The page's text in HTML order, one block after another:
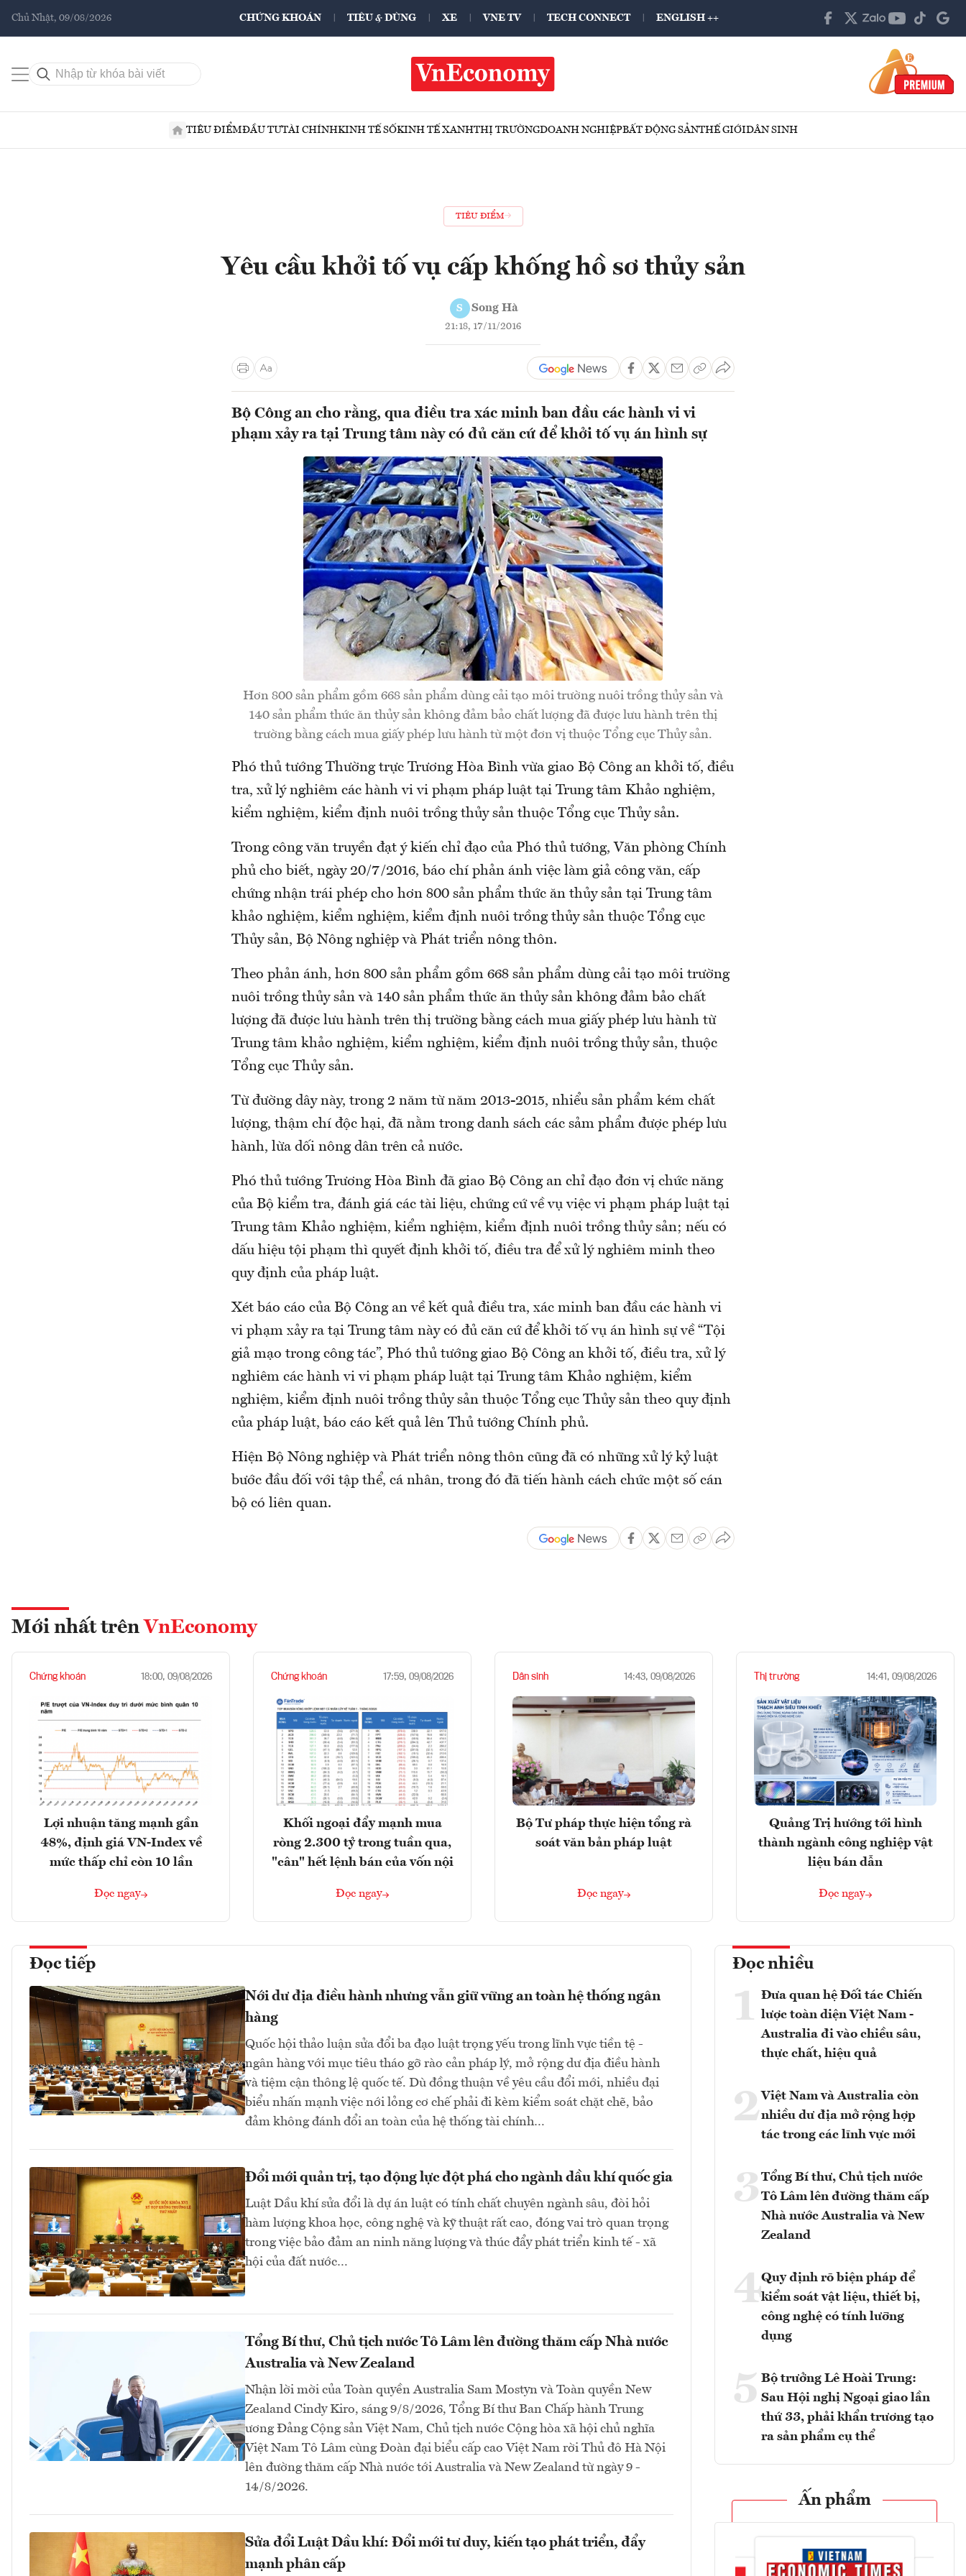
Chủ Nhật, 09/08/2026 CHỨNG KHOÁN TIÊU & DÙNG XE VNE TV TECH CONNECT ENGLISH ++
TIÊU ĐIỂMĐẦU TƯTÀI CHÍNHKINH TẾ SỐKINH TẾ XANHTHỊ TRƯỜNGDOANH NGHIỆPBẤT ĐỘNG SẢNTHẾ GIỚIDÂN SINH
TIÊU ĐIỂM
Yêu cầu khởi tố vụ cấp khống hồ sơ thủy sản
S Song Hà
21:18, 17/11/2016
Bộ Công an cho rằng, qua điều tra xác minh ban đầu các hành vi vi
phạm xảy ra tại Trung tâm này có đủ căn cứ để khởi tố vụ án hình sự
Hơn 800 sản phẩm gồm 668 sản phẩm dùng cải tạo môi trường nuôi trồng thủy sản và
140 sản phẩm thức ăn thủy sản không đảm bảo chất lượng đã được lưu hành trên thị
trường bằng cách mua giấy phép lưu hành từ một đơn vị thuộc Tổng cục Thủy sản.
Phó thủ tướng Thường trực Trương Hòa Bình vừa giao Bộ Công an khởi tố, điều
tra, xử lý nghiêm các hành vi vi phạm pháp luật tại Trung tâm Khảo nghiệm,
kiểm nghiệm, kiểm định nuôi trồng thủy sản thuộc Tổng cục Thủy sản.
Trong công văn truyền đạt ý kiến chỉ đạo của Phó thủ tướng, Văn phòng Chính
phủ cho biết, ngày 20/7/2016, báo chí phản ánh việc làm giả công văn, cấp
chứng nhận trái phép cho hơn 800 sản phẩm thức ăn thủy sản tại Trung tâm
khảo nghiệm, kiểm nghiệm, kiểm định nuôi trồng thủy sản thuộc Tổng cục
Thủy sản, Bộ Nông nghiệp và Phát triển nông thôn.
Theo phản ánh, hơn 800 sản phẩm gồm 668 sản phẩm dùng cải tạo môi trường
nuôi trồng thủy sản và 140 sản phẩm thức ăn thủy sản không đảm bảo chất
lượng đã được lưu hành trên thị trường bằng cách mua giấy phép lưu hành từ
Trung tâm khảo nghiệm, kiểm nghiệm, kiểm định nuôi trồng thủy sản, thuộc
Tổng cục Thủy sản.
Từ đường dây này, trong 2 năm từ năm 2013-2015, nhiểu sản phẩm kém chất
lượng, thậm chí độc hại, đã nằm trong danh sách các sảm phẩm được phép lưu
hành, lừa dối nông dân trên cả nước.
Phó thủ tướng Trương Hòa Bình đã giao Bộ Công an chỉ đạo đơn vị chức năng
của Bộ kiểm tra, đánh giá các tài liệu, chứng cứ về vụ việc vi phạm pháp luật tại
Trung tâm Khảo nghiệm, kiểm nghiệm, kiểm định nuôi trồng thủy sản; nếu có
dấu hiệu tội phạm thì quyết định khởi tố, điều tra để xử lý nghiêm minh theo
quy định của pháp luật.
Xét báo cáo của Bộ Công an về kết quả điều tra, xác minh ban đầu các hành vi
vi phạm xảy ra tại Trung tâm này có đủ căn cứ để khởi tố vụ án hình sự về “Tội
giả mạo trong công tác”, Phó thủ tướng giao Bộ Công an khởi tố, điều tra, xử lý
nghiêm các hành vi vi phạm pháp luật tại Trung tâm Khảo nghiệm, kiểm
nghiệm, kiểm định nuôi trồng thủy sản thuộc Tổng cục Thủy sản theo quy định
của pháp luật, báo cáo kết quả lên Thủ tướng Chính phủ.
Hiện Bộ Nông nghiệp và Phát triển nông thôn cũng đã có những xử lý kỷ luật
bước đầu đối với tập thể, cá nhân, trong đó đã tiến hành cách chức một số cán
bộ có liên quan.
Mới nhất trên VnEconomy
Chứng khoán 18:00, 09/08/2026
Lợi nhuận tăng mạnh gần
48%, định giá VN-Index về
mức thấp chỉ còn 10 lần
Đọc ngay
Chứng khoán 17:59, 09/08/2026
Khối ngoại đẩy mạnh mua
ròng 2.300 tỷ trong tuần qua,
"cân" hết lệnh bán của vốn nội
Đọc ngay
Dân sinh 14:43, 09/08/2026
Bộ Tư pháp thực hiện tổng rà
soát văn bản pháp luật
Đọc ngay
Thị trường 14:41, 09/08/2026
Quảng Trị hướng tới hình
thành ngành công nghiệp vật
liệu bán dẫn
Đọc ngay
Đọc tiếp
Nới dư địa điều hành nhưng vẫn giữ vững an toàn hệ thống ngân
hàng
Quốc hội thảo luận sửa đổi ba đạo luật trọng yếu trong lĩnh vực tiền tệ -
ngân hàng với mục tiêu tháo gỡ rào cản pháp lý, mở rộng dư địa điều hành
và tiệm cận thông lệ quốc tế. Dù đồng thuận về yêu cầu đổi mới, nhiều đại
biểu nhấn mạnh việc nới lỏng cơ chế phải đi kèm kiểm soát chặt chẽ, bảo
đảm không đánh đổi an toàn của hệ thống tài chính…
Đổi mới quản trị, tạo động lực đột phá cho ngành dầu khí quốc gia
Luật Dầu khí sửa đổi là dự án luật có tính chất chuyên ngành sâu, đòi hỏi
hàm lượng khoa học, công nghệ và kỹ thuật rất cao, đóng vai trò quan trọng
trong việc bảo đảm an ninh năng lượng và thúc đẩy phát triển kinh tế - xã
hội của đất nước…
Tổng Bí thư, Chủ tịch nước Tô Lâm lên đường thăm cấp Nhà nước
Australia và New Zealand
Nhận lời mời của Toàn quyền Australia Sam Mostyn và Toàn quyền New
Zealand Cindy Kiro, sáng 9/8/2026, Tổng Bí thư Ban Chấp hành Trung
ương Đảng Cộng sản Việt Nam, Chủ tịch nước Cộng hòa xã hội chủ nghĩa
Việt Nam Tô Lâm cùng Đoàn đại biểu cấp cao Việt Nam rời Thủ đô Hà Nội
lên đường thăm cấp Nhà nước tới Australia và New Zealand từ ngày 9 -
14/8/2026.
Sửa đổi Luật Dầu khí: Đổi mới tư duy, kiến tạo phát triển, đẩy
mạnh phân cấp
Đọc nhiều
1 Đưa quan hệ Đối tác Chiến
lược toàn diện Việt Nam -
Australia đi vào chiều sâu,
thực chất, hiệu quả
2Việt Nam và Australia còn
nhiều dư địa mở rộng hợp
tác trong các lĩnh vực mới
3 Tổng Bí thư, Chủ tịch nước
Tô Lâm lên đường thăm cấp
Nhà nước Australia và New
Zealand
4Quy định rõ biện pháp để
kiểm soát vật liệu, thiết bị,
công nghệ có tính lưỡng
dụng
5 Bộ trưởng Lê Hoài Trung:
Sau Hội nghị Ngoại giao lần
thứ 33, phải khẩn trương tạo
ra sản phẩm cụ thể
Ấn phẩm